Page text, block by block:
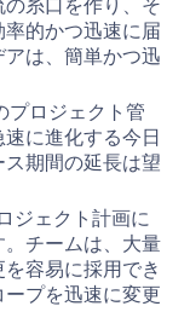
糸口を作り、そ
的かつ迅速に届
は、簡単かつ迅
プロジェクト管
に進化する今日
期間の延長は望
ジェクト計画に
チームは、大量
容易に採用でき
プを迅速に変更